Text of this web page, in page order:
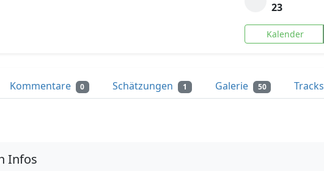
23
Kalender
Kommentare 0 Schätzungen 1 Galerie 50 Tracks
Infos